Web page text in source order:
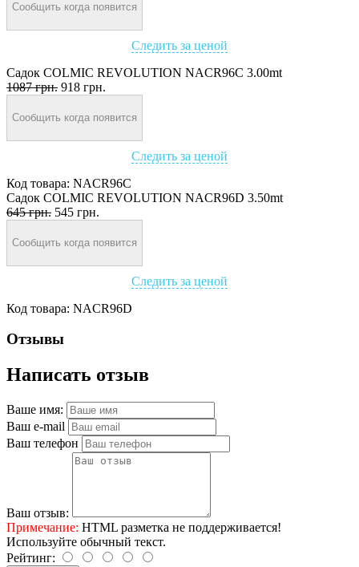
Сообщить когда появится
Следить за ценой
Садок COLMIC REVOLUTION NACR96C 3.00mt
1087 грн. 918 грн.
Сообщить когда появится
Следить за ценой
Код товара: NACR96C
Садок COLMIC REVOLUTION NACR96D 3.50mt
645 грн. 545 грн.
Сообщить когда появится
Следить за ценой
Код товара: NACR96D
Отзывы
Написать отзыв
Ваше имя:
Ваш e-mail
Ваш телефон
Ваш отзыв:
Примечание: HTML разметка не поддерживается!
Используйте обычный текст.
Рейтинг: